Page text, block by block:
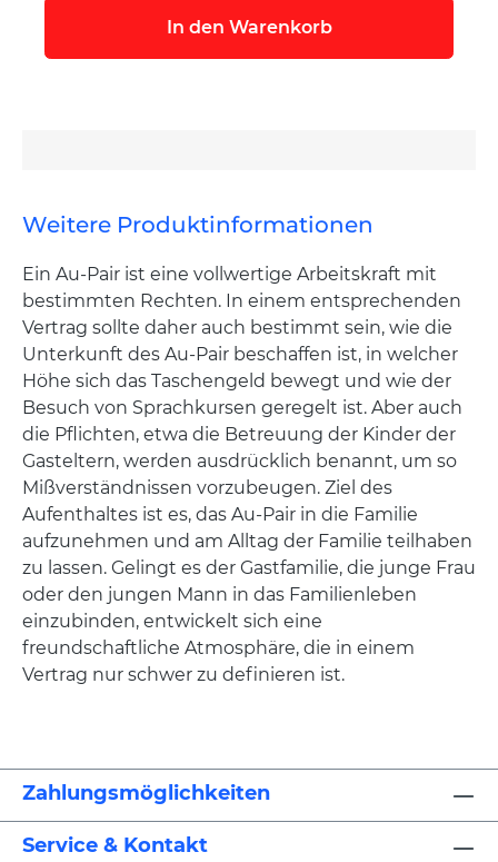
In den Warenkorb
Weitere Produktinformationen
Ein Au-Pair ist eine vollwertige Arbeitskraft mit
bestimmten Rechten. In einem entsprechenden
Vertrag sollte daher auch bestimmt sein, wie die
Unterkunft des Au-Pair beschaffen ist, in welcher
Höhe sich das Taschengeld bewegt und wie der
Besuch von Sprachkursen geregelt ist. Aber auch
die Pflichten, etwa die Betreuung der Kinder der
Gasteltern, werden ausdrücklich benannt, um so
Mißverständnissen vorzubeugen. Ziel des
Aufenthaltes ist es, das Au-Pair in die Familie
aufzunehmen und am Alltag der Familie teilhaben
zu lassen. Gelingt es der Gastfamilie, die junge Frau
oder den jungen Mann in das Familienleben
einzubinden, entwickelt sich eine
freundschaftliche Atmosphäre, die in einem
Vertrag nur schwer zu definieren ist.
Zahlungsmöglichkeiten
Service & Kontakt